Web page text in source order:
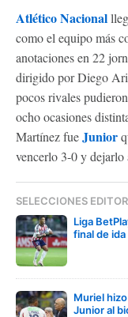
Atlético Nacional
como el equipo más
anotaciones en 22
dirigido por Diego
pocos rivales
ocho ocasiones
Martínez fueJunior
vencerlo 3-0 y
SELECCIONES
Liga
final de
Muriel
Junior al